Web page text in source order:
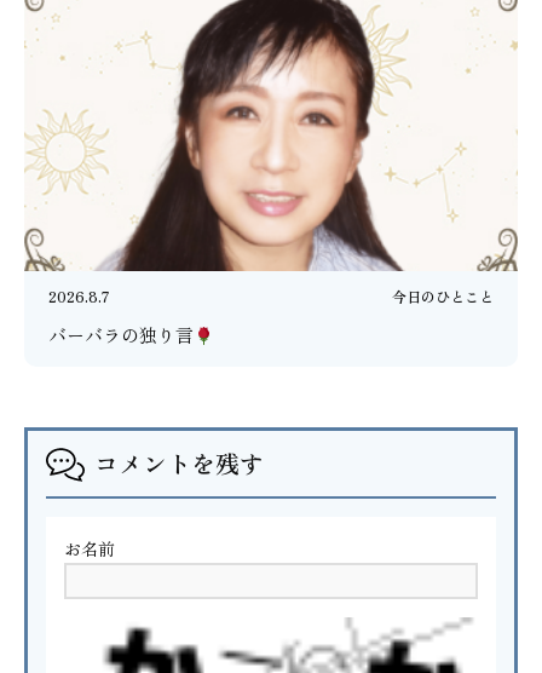
2026.8.7 今日のひとこと
バーバラの独り言
コメントを残す
お名前